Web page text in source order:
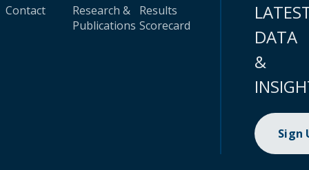
Contact
Research &
Publications
Results
Scorecard
DATA
&
Sign